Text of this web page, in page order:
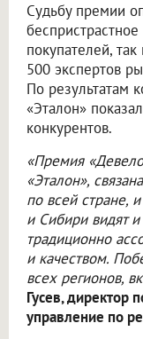
Судьбу премии
покупателей,
500 экспертов
По результатам
«Эталон»
конкурентов.
«Премия
«Эталон»,
по всей стране,
и Сибири видят и
традиционно
и качеством.
всех регионов,
Гусев, директор
управление по